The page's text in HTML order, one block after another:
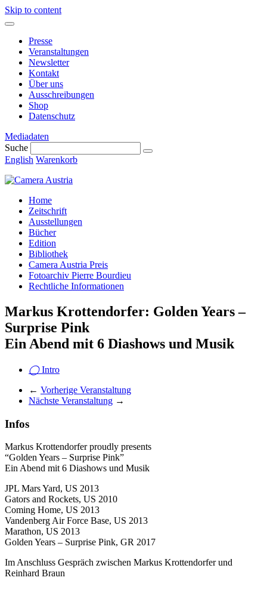
Skip to content
Presse
Veranstaltungen
Newsletter
Kontakt
Über uns
Ausschreibungen
Shop
Datenschutz
Mediadaten
Suche
English Warenkorb
Home
Zeitschrift
Ausstellungen
Bücher
Edition
Bibliothek
Camera Austria Preis
Fotoarchiv Pierre Bourdieu
Rechtliche Informationen
Markus Krottendorfer: Golden Years –
Surprise Pink
Ein Abend mit 6 Diashows und Musik
◯Intro
← Vorherige Veranstaltung
Nächste Veranstaltung →
Infos
Markus Krottendorfer proudly presents
“Golden Years – Surprise Pink”
Ein Abend mit 6 Diashows und Musik
JPL Mars Yard, US 2013
Gators and Rockets, US 2010
Coming Home, US 2013
Vandenberg Air Force Base, US 2013
Marathon, US 2013
Golden Years – Surprise Pink, GR 2017
Im Anschluss Gespräch zwischen Markus Krottendorfer und
Reinhard Braun